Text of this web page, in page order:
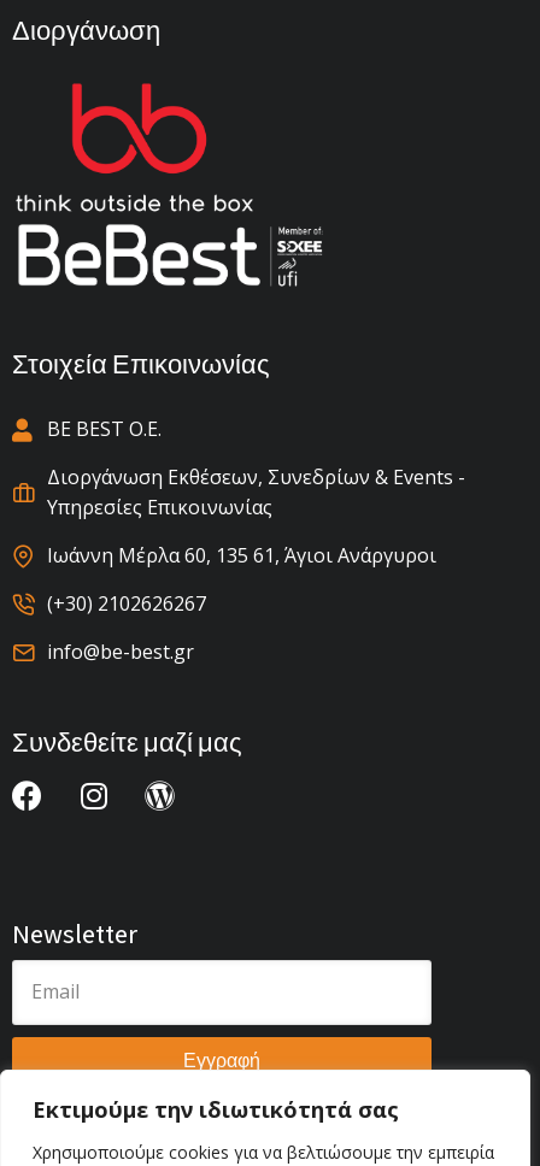
Εκτιμούμε την ιδιωτικότητά σας
Χρησιμοποιούμε cookies για να βελτιώσουμε την εμπειρία
Διοργάνωση
Στοιχεία Επικοινωνίας
BE BEST Ο.Ε.
Διοργάνωση Εκθέσεων, Συνεδρίων & Events -
Υπηρεσίες Επικοινωνίας
Ιωάννη Μέρλα 60, 135 61, Άγιοι Ανάργυροι
(+30) 2102626267
info@be-best.gr
Συνδεθείτε μαζί μας
Newsletter
Εγγραφή